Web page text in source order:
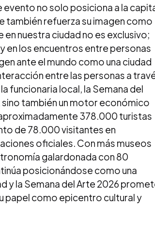
evento no solo posiciona a la
refuerza su imagen como
nuestra ciudad no es exclusivo;
en los encuentros entre personas
ante el mundo como una ciudad
entre las personas a
funcionaria local, la Semana del
también un motor económico
378.000 turistas
de 78.000 visitantes en
oficiales. Con más museos
galardonada con 80
posicionándose como una
y la Semana del Arte 2026
papel como epicentro cultural y